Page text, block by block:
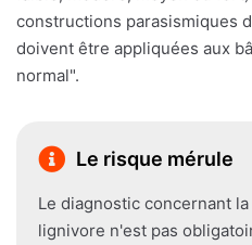
constructions parasismiques
doivent être appliquées aux
normal".
Le risque mérule
Le diagnostic concernant
lignivore n'est pas